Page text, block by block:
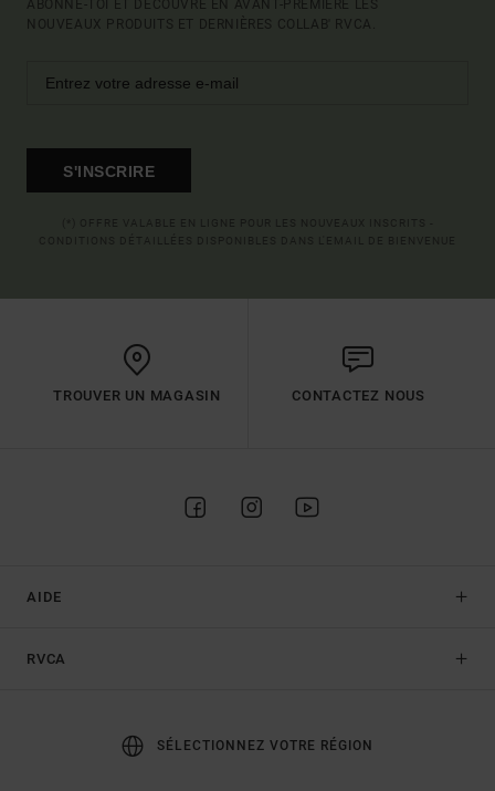
ABONNE-TOI ET DÉCOUVRE EN AVANT-PREMIÈRE LES
NOUVEAUX PRODUITS ET DERNIÈRES COLLAB' RVCA.
S'INSCRIRE
TROUVER UN MAGASIN CONTACTEZ NOUS
AIDE
RVCA
SÉLECTIONNEZ VOTRE RÉGION